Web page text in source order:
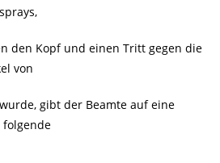
den Kopf und einen Tritt gegen die
von
gibt der Beamte auf eine
folgende